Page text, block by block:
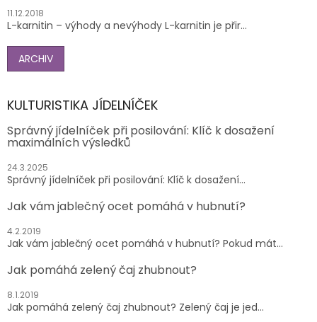
11.12.2018
L-karnitin – výhody a nevýhody L-karnitin je přir...
ARCHIV
KULTURISTIKA JÍDELNÍČEK
Správný jídelníček při posilování: Klíč k dosažení
maximálních výsledků
24.3.2025
Správný jídelníček při posilování: Klíč k dosažení...
Jak vám jablečný ocet pomáhá v hubnutí?
4.2.2019
Jak vám jablečný ocet pomáhá v hubnutí? Pokud mát...
Jak pomáhá zelený čaj zhubnout?
8.1.2019
Jak pomáhá zelený čaj zhubnout? Zelený čaj je jed...